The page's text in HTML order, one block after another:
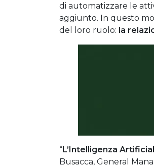
di automatizzare le
aggiunto. In questo
del loro ruolo: la
“L’Intelligenza
Busacca, General